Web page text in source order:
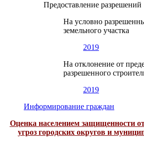
Предоставление разрешений
На условно
земельного участка
2019
На отклонение от
разрешенного
2019
Информирование граждан
Оценка населением защищенности
угроз городских округов и